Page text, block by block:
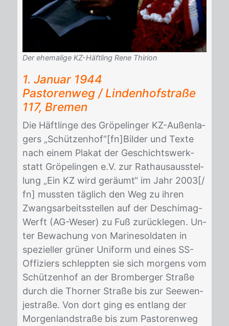
Der ehemalige KZ-Häftling Rene Thirion
1. Ja­nu­ar 1944
Pas­to­ren­weg / Lin­den­hof­stra­ße
117, Bre­men
Die Häft­lin­ge des Grö­pe­lin­ger KZ-Au­ßen­la­
gers „Schüt­zen­hof“[fn]Bil­der und Tex­te
nach ei­nem Pla­kat der Ge­schichts­werk­
statt Grö­pe­lin­gen e.V. zur Rat­haus­aus­stel­
lung „Ein KZ wird ge­räumt“ im Jahr 2003[/​
fn] muss­ten täg­lich den Weg zu ih­ren
Zwangs­ar­beits­stel­len auf der De­schi­mag-
Werft (AG-We­ser) zu Fuß zu­rück­le­gen. Un­
ter Be­wa­chung von Ma­ri­ne­sol­da­ten in
spe­zi­el­ler grü­ner Uni­form und ei­nes SS-
Of­fi­ziers schlepp­ten sie sich mor­gens vom
Schüt­zen­hof an der Brom­ber­ger Stra­ße
durch die Thor­ner Stra­ße bis zur See­wen­
je­stra­ße. Von dort ging es ent­lang der
Mor­gen­land­stra­ße bis zum Pas­to­ren­weg